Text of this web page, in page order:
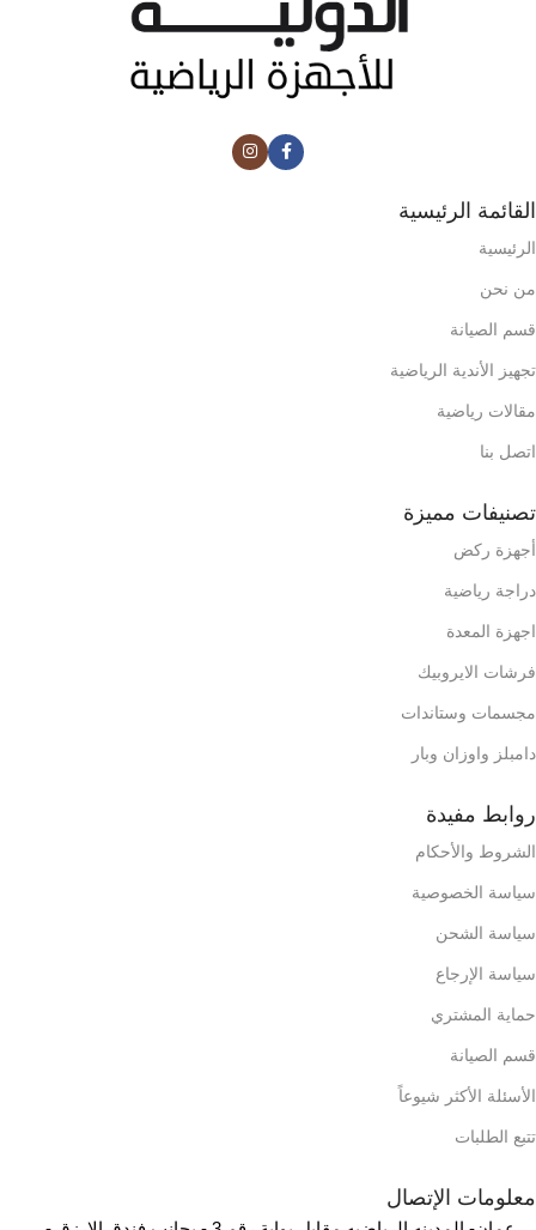
القائمة الرئيسية
الرئيسية
من نحن
قسم الصيانة
تجهيز الأندية الرياضية
مقالات رياضية
اتصل بنا
تصنيفات مميزة
أجهزة ركض
دراجة رياضية
اجهزة المعدة
فرشات الايروبيك
مجسمات وستاندات
دامبلز واوزان وبار
روابط مفيدة
الشروط والأحكام
سياسة الخصوصية
سياسة الشحن
سياسة الإرجاع
حماية المشتري
قسم الصيانة
الأسئلة الأكثر شيوعاً
تتبع الطلبات
معلومات الإتصال